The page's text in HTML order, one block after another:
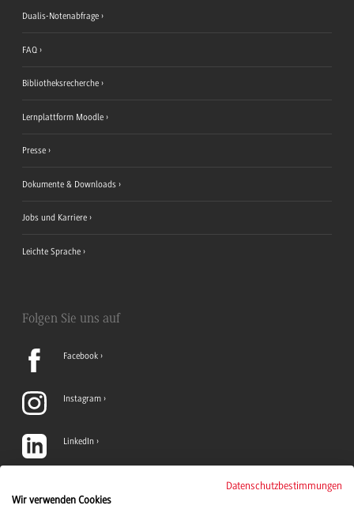
Dualis-Notenabfrage
FAQ
Bibliotheksrecherche
Lernplattform Moodle
Presse
Dokumente & Downloads
Jobs und Karriere
Leichte Sprache
Folgen Sie uns auf
Facebook
Instagram
LinkedIn
Datenschutzbestimmungen
Wir verwenden Cookies